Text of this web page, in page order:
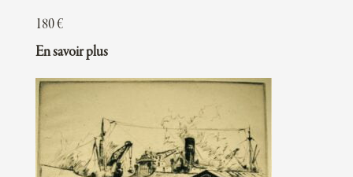
180€
En savoir plus